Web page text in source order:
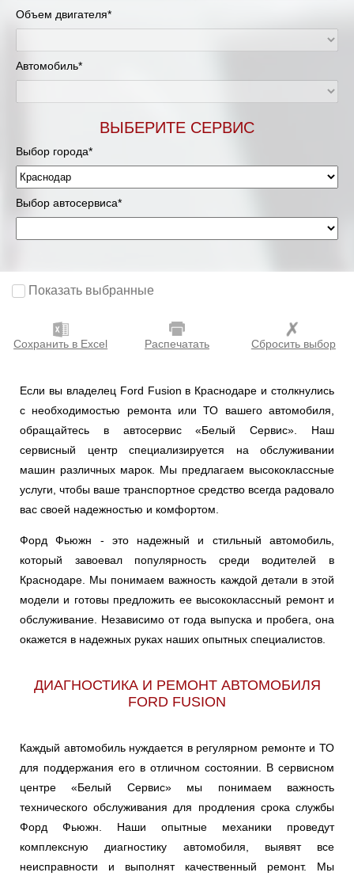
Объем двигателя*
Автомобиль*
ВЫБЕРИТЕ СЕРВИС
Выбор города*
Выбор автосервиса*
Показать выбранные
Сохранить в Excel Распечатать Сбросить выбор
Если вы владелец Ford Fusion в Краснодаре и столкнулись
с необходимостью ремонта или ТО вашего автомобиля,
обращайтесь в автосервис «Белый Сервис». Наш
сервисный центр специализируется на обслуживании
машин различных марок. Мы предлагаем высококлассные
услуги, чтобы ваше транспортное средство всегда радовало
вас своей надежностью и комфортом.
Форд Фьюжн - это надежный и стильный автомобиль,
который завоевал популярность среди водителей в
Краснодаре. Мы понимаем важность каждой детали в этой
модели и готовы предложить ее высококлассный ремонт и
обслуживание. Независимо от года выпуска и пробега, она
окажется в надежных руках наших опытных специалистов.
ДИАГНОСТИКА И РЕМОНТ АВТОМОБИЛЯ
FORD FUSION
Каждый автомобиль нуждается в регулярном ремонте и ТО
для поддержания его в отличном состоянии. В сервисном
центре «Белый Сервис» мы понимаем важность
технического обслуживания для продления срока службы
Форд Фьюжн. Наши опытные механики проведут
комплексную диагностику автомобиля, выявят все
неисправности и выполнят качественный ремонт. Мы